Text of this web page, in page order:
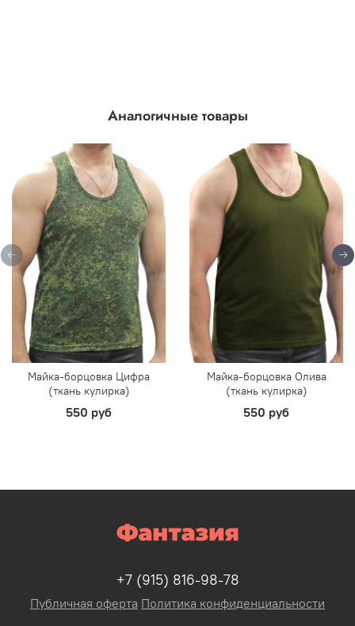
Аналогичные товары
Майка-борцовка Цифра
(ткань кулирка)
550 руб
Майка-борцовка Олива
(ткань кулирка)
550 руб
+7 (915) 816-98-78
Публичная оферта Политика конфиденциальности